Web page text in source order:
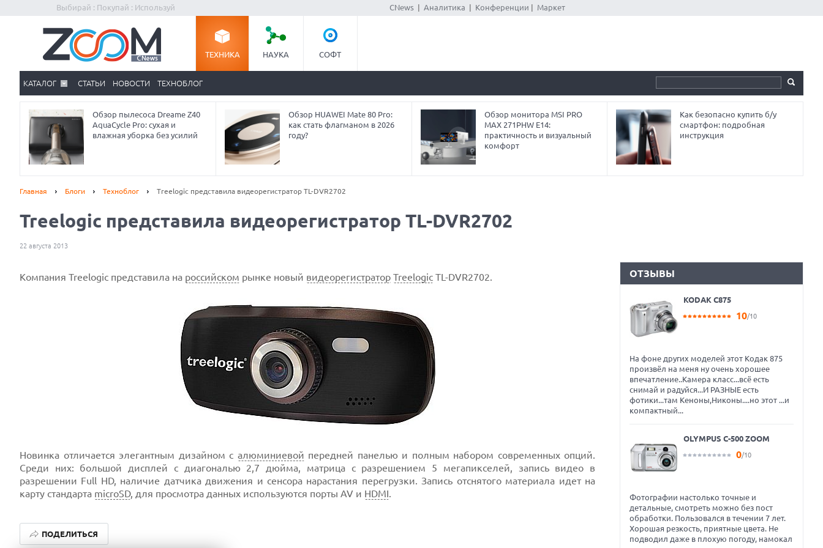
Выбирай : Покупай : Используй CNews| Аналитика Конференции Маркет
ТЕХНИКА НАУКА СОФТ
КАТАЛОГ СТАТЬИ НОВОСТИ ТЕХНОБЛОГ
Обзор пылесоса Dreame Z40
AquaCycle Pro: сухая и
влажная уборка без усилий
Обзор HUAWEI Mate 80 Pro:
как стать флагманом в 2026
году?
Обзор монитора MSI PRO
MAX 271PHW E14:
практичность и визуальный
комфорт
Как безопасно купить б/у
смартфон: подробная
инструкция
Главная Блоги Техноблог Treelogic представила видеорегистратор TL-DVR2702
Treelogic представила видеорегистратор TL-DVR2702
22 августа 2013
Компания Treelogic представила на российском рынке новый видеорегистратор Treelogic TL-DVR2702.
Новинка отличается элегантным дизайном с алюминиевой передней панелью и полным набором современных опций.
Среди них: большой дисплей с диагональю 2,7 дюйма, матрица с разрешением 5 мегапикселей, запись видео в
разрешении Full HD, наличие датчика движения и сенсора нарастания перегрузки. Запись отснятого материала идет на
карту стандарта microSD, для просмотра данных используются порты AV и HDMI.
ПОДЕЛИТЬСЯ
ОТЗЫВЫ
KODAK C875
10/10
На фоне других моделей этот Кодак 875
произвёл на меня ну очень хорошее
впечатление..Камера класс...всё есть
снимай и радуйся...И РАЗНЫЕ есть
фотики...там Кеноны,Никоны....но этот ...и
компактный...
OLYMPUS C-500 ZOOM
0/10
Фотографии настолько точные и
детальные, смотреть можно без пост
обработки. Пользовался в течении 7 лет.
Хорошая резкость, приятные цвета. Не
подводил даже в плохую погоду, намокал